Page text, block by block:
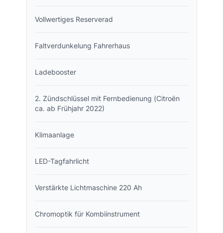
Vollwertiges Reserverad
Faltverdunkelung Fahrerhaus
Ladebooster
2. Zündschlüssel mit Fernbedienung (Citroën
ca. ab Frühjahr 2022)
Klimaanlage
LED-Tagfahrlicht
Verstärkte Lichtmaschine 220 Ah
Chromoptik für Kombiinstrument